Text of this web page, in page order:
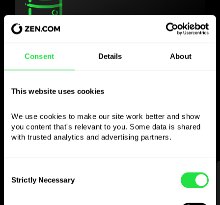
Consent Details About
This website uses cookies
We use cookies to make our site work better and show
you content that's relevant to you. Some data is shared
with trusted analytics and advertising partners.
Selection
Strictly Necessary
gewählte Währung
wie Sie wollen
heben Sie an Geldautomaten ohne
Provision ab, zahlen Sie mit der
Multiwährungskarte
SCHRITT 1